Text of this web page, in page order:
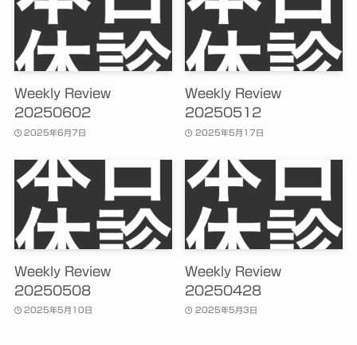
Weekly Review
20250602
2025年6月7日
Weekly Review
20250512
2025年5月17日
Weekly Review
20250508
2025年5月10日
Weekly Review
20250428
2025年5月3日